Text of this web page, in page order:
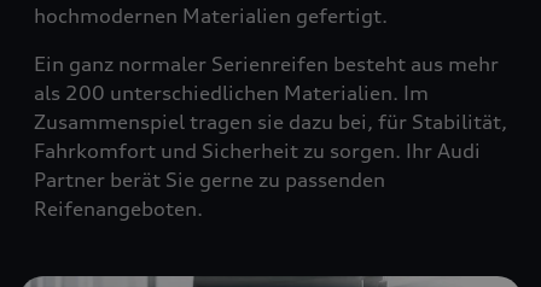
hochmodernen Materialien gefertigt.
Ein ganz normaler Serienreifen besteht aus mehr
als 200 unterschiedlichen Materialien. Im
Zusammenspiel tragen sie dazu bei, für Stabilität,
Fahrkomfort und Sicherheit zu sorgen. Ihr Audi
Partner berät Sie gerne zu passenden
Reifenangeboten.